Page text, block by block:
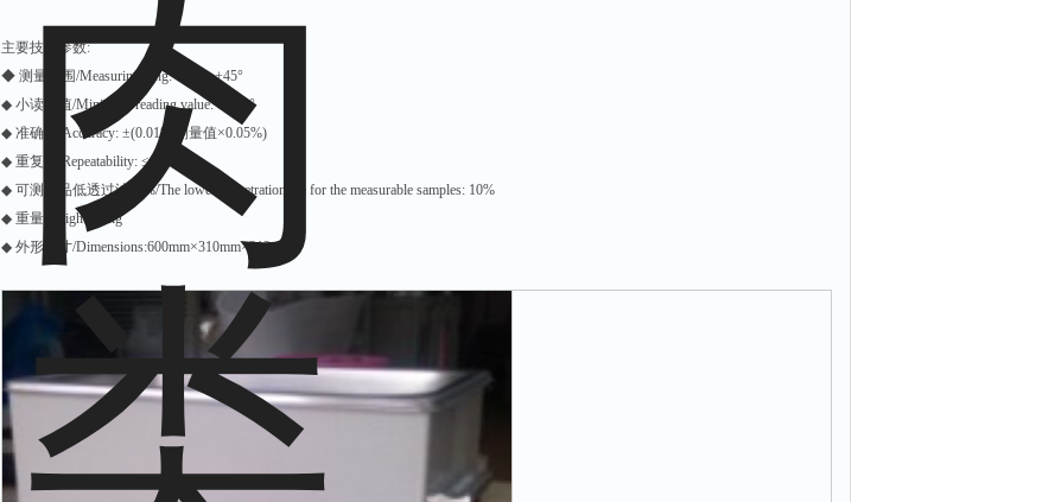
主要技术参数:
◆ 测量范围/Measuring rang: -45°～+45°
◆ 小读数值/Minimum reading value: 0.002°
◆ 准确度/Accuracy: ±(0.01°+测量值×0.05%)
◆ 重复性/Repeatability: ≤0.01°
◆ 可测样品低透过滤10%/The lowest penetrationrate for the measurable samples: 10%
◆ 重量/Weight: 27kg
◆ 外形尺寸/Dimensions:600mm×310mm×212mm